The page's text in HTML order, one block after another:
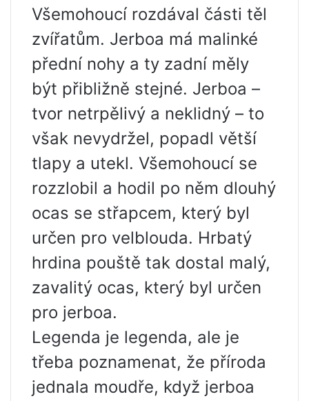
Všemohoucí rozdával části těl
zvířatům. Jerboa má malinké
přední nohy a ty zadní měly
být přibližně stejné. Jerboa –
tvor netrpělivý a neklidný – to
však nevydržel, popadl větší
tlapy a utekl. Všemohoucí se
rozzlobil a hodil po něm dlouhý
ocas se střapcem, který byl
určen pro velblouda. Hrbatý
hrdina pouště tak dostal malý,
zavalitý ocas, který byl určen
pro jerboa.
Legenda je legenda, ale je
třeba poznamenat, že příroda
jednala moudře, když jerboa